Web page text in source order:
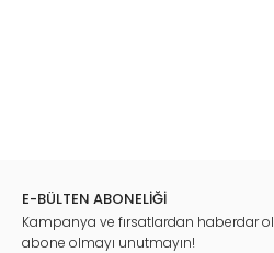
E-BÜLTEN ABONELİĞİ
Kampanya ve fırsatlardan haberdar
abone olmayı unutmayın!